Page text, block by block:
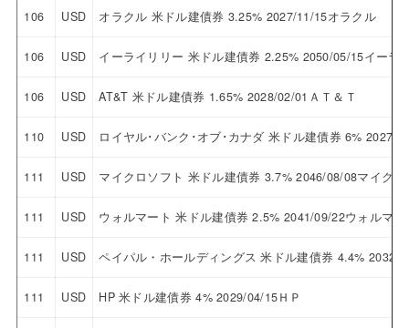
106 USD オラクル 米ドル建債券 3.25% 2027/11/15オラクル
106 USD イーライリリー 米ドル建債券 2.25% 2050/05/15イーラ
106 USD AT&T 米ドル建債券 1.65% 2028/02/01ＡＴ＆Ｔ
110 USD ロイヤル･バンク･オブ･カナダ 米ドル建債券 6% 2027/
111 USD マイクロソフト 米ドル建債券 3.7% 2046/08/08マイクロ
111 USD ウォルマート 米ドル建債券 2.5% 2041/09/22ウォルマー
111 USD ペイパル・ホールディングス 米ドル建債券 4.4% 2032/
111 USD HP 米ドル建債券 4% 2029/04/15ＨＰ